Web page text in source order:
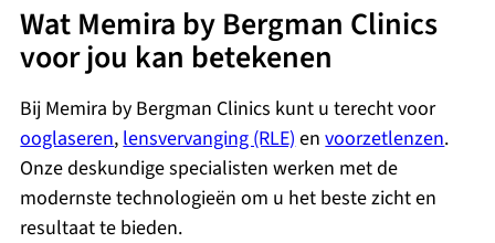
Wat Memira by Bergman Clinics
voor jou kan betekenen
Bij Memira by Bergman Clinics kunt u terecht voor
ooglaseren, lensvervanging (RLE) envoorzetlenzen.
Onze deskundige specialisten werken met de
modernste technologieën om u het beste zicht en
resultaat te bieden.